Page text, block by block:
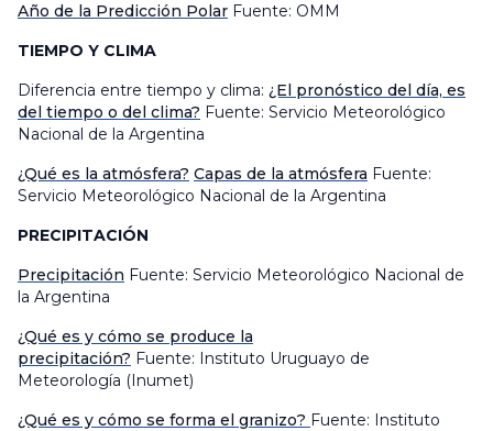
Año de la Predicción Polar Fuente: OMM
TIEMPO Y CLIMA
Diferencia entre tiempo y clima: ¿El pronóstico del día, es
del tiempo o del clima? Fuente: Servicio Meteorológico
Nacional de la Argentina
¿Qué es la atmósfera? Capas de la atmósfera Fuente:
Servicio Meteorológico Nacional de la Argentina
PRECIPITACIÓN
Precipitación Fuente: Servicio Meteorológico Nacional de
la Argentina
¿Qué es y cómo se produce la
precipitación? Fuente: Instituto Uruguayo de
Meteorología (Inumet)
¿Qué es y cómo se forma el granizo? Fuente: Instituto